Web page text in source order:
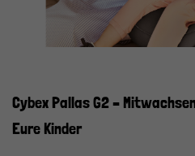
Cybex Pallas G2 –
Eure Kinder